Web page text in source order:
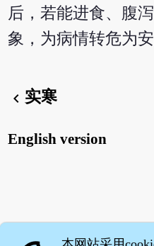
后，若能进食、腹
象，为病情转危为安
chevron_left实寒
English version